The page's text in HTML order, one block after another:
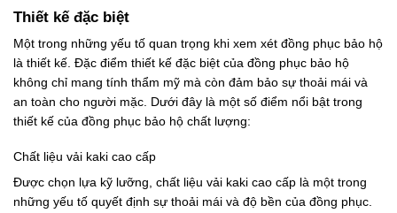
Thiết kế đặc biệt
Một trong những yếu tố quan trọng khi xem xét đồng phục bảo hộ
là thiết kế. Đặc điểm thiết kế đặc biệt của đồng phục bảo hộ
không chỉ mang tính thẩm mỹ mà còn đảm bảo sự thoải mái và
an toàn cho người mặc. Dưới đây là một số điểm nổi bật trong
thiết kế của đồng phục bảo hộ chất lượng:
Chất liệu vải kaki cao cấp
Được chọn lựa kỹ lưỡng, chất liệu vải kaki cao cấp là một trong
những yếu tố quyết định sự thoải mái và độ bền của đồng phục.